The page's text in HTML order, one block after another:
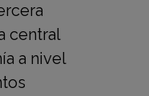
central
a nivel